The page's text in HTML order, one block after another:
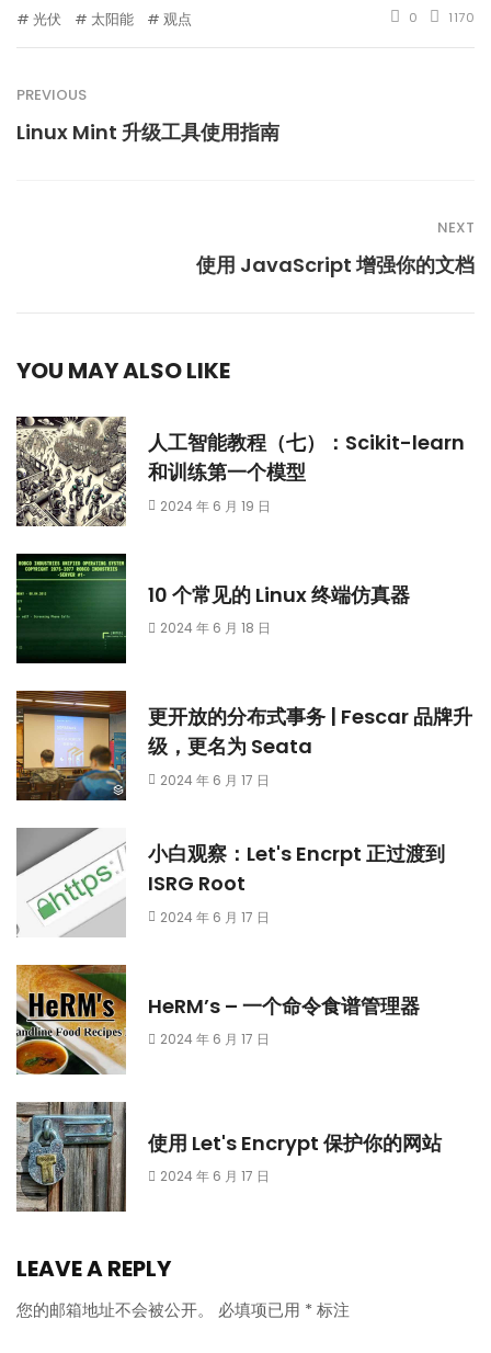
光伏 太阳能 观点 0 1170
PREVIOUS
Linux Mint 升级工具使用指南
NEXT
使用 JavaScript 增强你的文档
YOU MAY ALSO LIKE
人工智能教程（七）：Scikit-learn
和训练第一个模型
2024 年 6 月 19 日
10 个常见的 Linux 终端仿真器
2024 年 6 月 18 日
更开放的分布式事务 | Fescar 品牌升
级，更名为 Seata
2024 年 6 月 17 日
小白观察：Let's Encrpt 正过渡到
ISRG Root
2024 年 6 月 17 日
HeRM’s – 一个命令食谱管理器
2024 年 6 月 17 日
使用 Let's Encrypt 保护你的网站
2024 年 6 月 17 日
LEAVE A REPLY
您的邮箱地址不会被公开。 必填项已用 * 标注